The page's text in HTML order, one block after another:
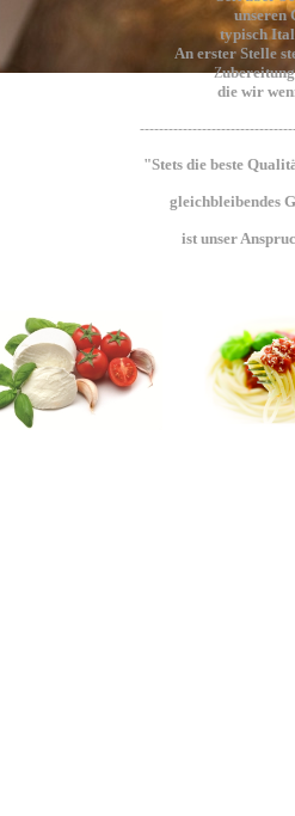
unseren
typisch
An erster Stelle
Z
die wir
"Stets die beste
gleichbleibendes
ist unser